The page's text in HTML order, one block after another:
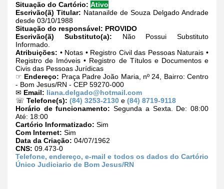
Situação do Cartório: Ativo
Escrivão(ã) Titular: Natanailde de Souza Delgado Andrade
desde 03/10/1988
Situação do responsável: PROVIDO
Escrivão(ã) Substituto(a): Não Possui Substituto
Informado.
Atribuições: • Notas • Registro Civil das Pessoas Naturais •
Registro de Imóveis • Registro de Títulos e Documentos e
Civis das Pessoas Jurídicas
☞ Endereço: Praça Padre João Maria, nº 24, Bairro: Centro
- Bom Jesus/RN - CEP 59270-000
✉ Email: liana.delgado@hotmail.com
☏ Telefone(s): (84) 3253-2130 e (84) 8719-9118
Horário de funcionamento: Segunda a Sexta. De: 08:00
Até: 18:00
Cartório Informatizado: Sim
Com Internet: Sim
Data da Criação: 04/07/1962
CNS: 09.473-0
Telefone, endereço, e-mail e todos os dados do Cartório
Único Judiciario de Bom Jesus/RN